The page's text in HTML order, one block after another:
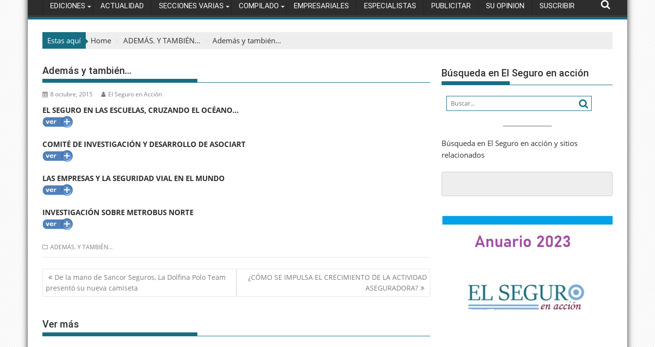
EDICIONES ACTUALIDAD SECCIONES VARIAS COMPILADO EMPRESARIALES ESPECIALISTAS PUBLICITAR SU OPINION SUSCRIBIR
Estas aquí Home ADEMÁS. Y TAMBIÉN... Además y también…
Además y también…
8 octubre, 2015 El Seguro en Acción
EL SEGURO EN LAS ESCUELAS, CRUZANDO EL OCÉANO…
COMITÉ DE INVESTIGACIÓN Y DESARROLLO DE ASOCIART
LAS EMPRESAS Y LA SEGURIDAD VIAL EN EL MUNDO
INVESTIGACIÓN SOBRE METROBUS NORTE
ADEMÁS. Y TAMBIÉN...
Navegación
de
entradas
De la mano de Sancor Seguros, La Dolfina Polo Team
presentó su nueva camiseta
¿CÓMO SE IMPULSA EL CRECIMIENTO DE LA ACTIVIDAD
ASEGURADORA?
Ver más
Búsqueda en El Seguro en acción
Búsqueda en El Seguro en acción y sitios
relacionados